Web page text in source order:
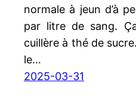
normale à jeun d’à
par litre de sang.
cuillère à thé de
le…
2025-03-31